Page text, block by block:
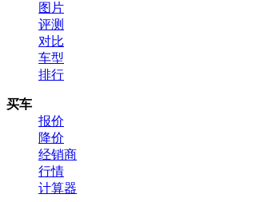
图片
评测
对比
车型
排行
买车
报价
降价
经销商
行情
计算器